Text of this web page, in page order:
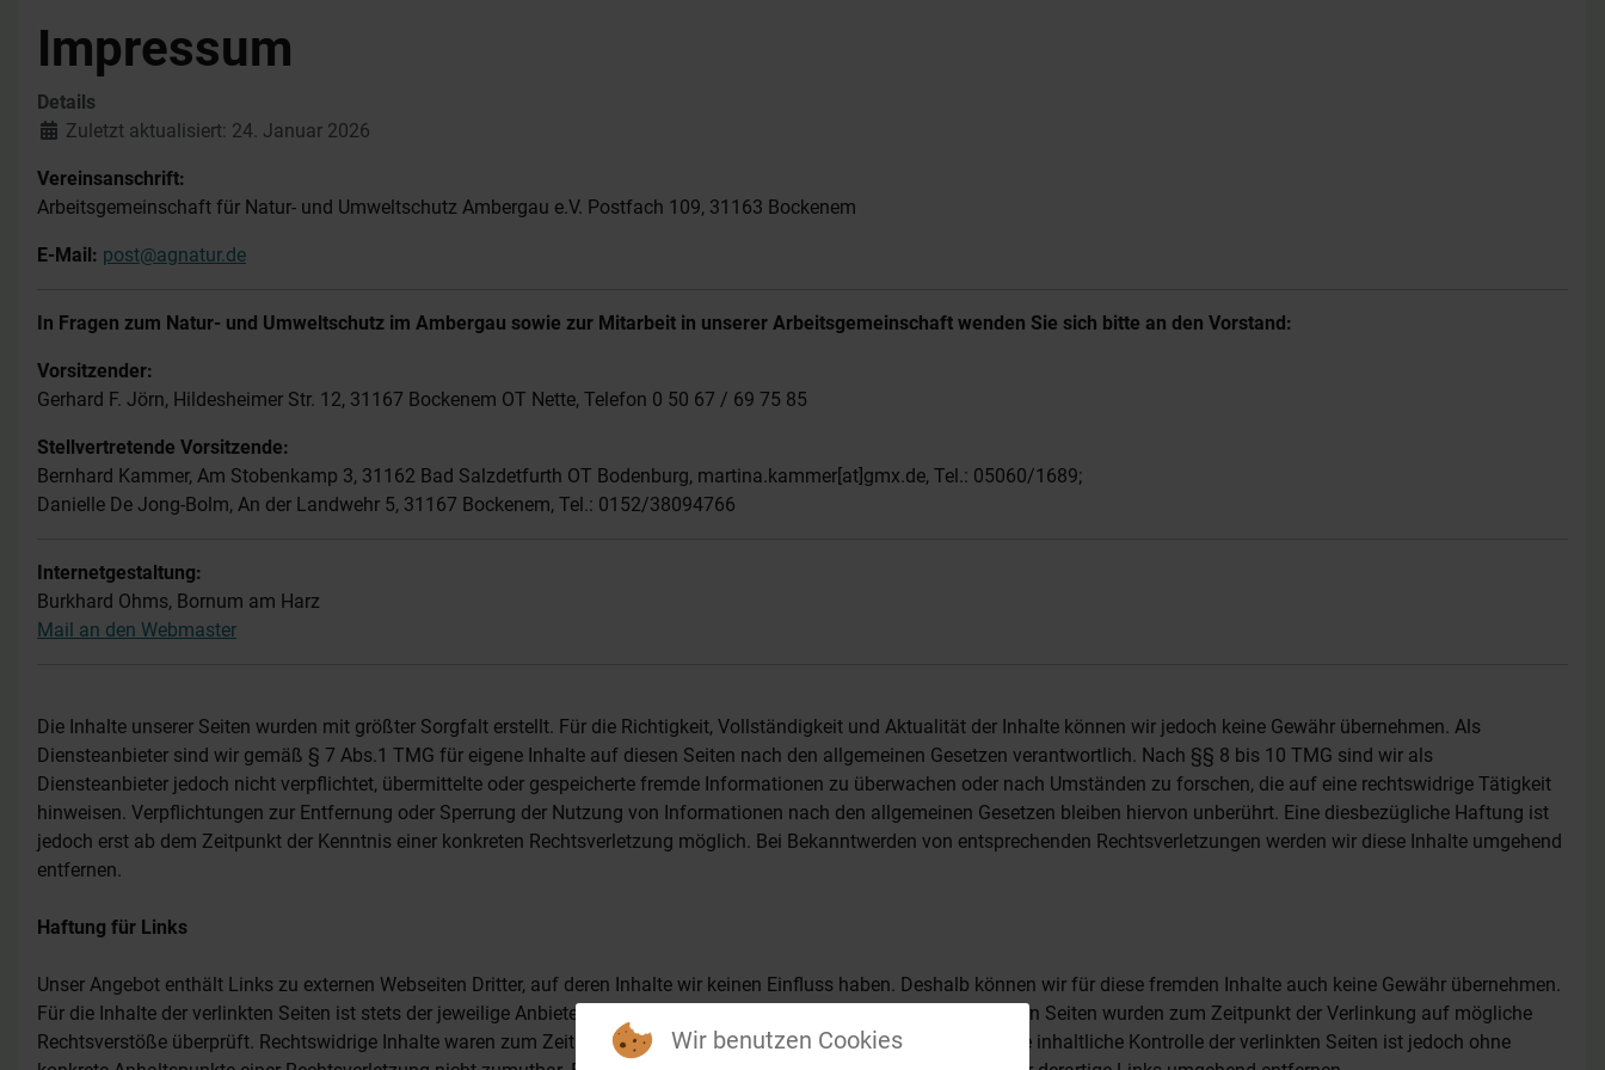
Impressum
Details
Zuletzt aktualisiert: 24. Januar 2026
Vereinsanschrift:
Arbeitsgemeinschaft für Natur- und Umweltschutz Ambergau e.V. Postfach 109, 31163 Bockenem
E-Mail: post@agnatur.de
In Fragen zum Natur- und Umweltschutz im Ambergau sowie zur Mitarbeit in unserer Arbeitsgemeinschaft wenden Sie sich bitte an den Vorstand:
Vorsitzender:
Gerhard F. Jörn, Hildesheimer Str. 12, 31167 Bockenem OT Nette, Telefon 0 50 67 / 69 75 85
Stellvertretende Vorsitzende:
Bernhard Kammer, Am Stobenkamp 3, 31162 Bad Salzdetfurth OT Bodenburg, martina.kammer[at]gmx.de, Tel.: 05060/1689;
Danielle De Jong-Bolm, An der Landwehr 5, 31167 Bockenem, Tel.: 0152/38094766
Internetgestaltung:
Burkhard Ohms, Bornum am Harz
Mail an den Webmaster
Die Inhalte unserer Seiten wurden mit größter Sorgfalt erstellt. Für die Richtigkeit, Vollständigkeit und Aktualität der Inhalte können wir jedoch keine Gewähr übernehmen. Als
Diensteanbieter sind wir gemäß § 7 Abs.1 TMG für eigene Inhalte auf diesen Seiten nach den allgemeinen Gesetzen verantwortlich. Nach §§ 8 bis 10 TMG sind wir als
Diensteanbieter jedoch nicht verpflichtet, übermittelte oder gespeicherte fremde Informationen zu überwachen oder nach Umständen zu forschen, die auf eine rechtswidrige Tätigkeit
hinweisen. Verpflichtungen zur Entfernung oder Sperrung der Nutzung von Informationen nach den allgemeinen Gesetzen bleiben hiervon unberührt. Eine diesbezügliche Haftung ist
jedoch erst ab dem Zeitpunkt der Kenntnis einer konkreten Rechtsverletzung möglich. Bei Bekanntwerden von entsprechenden Rechtsverletzungen werden wir diese Inhalte umgehend
entfernen.
Haftung für Links
Unser Angebot enthält Links zu externen Webseiten Dritter, auf deren Inhalte wir keinen Einfluss haben. Deshalb können wir für diese fremden Inhalte auch keine Gewähr übernehmen.
Für die Inhalte der verlinkten Seiten ist stets der jeweilige Anbieter oder Betreiber der Seiten verantwortlich. Die verlinkten Seiten wurden zum Zeitpunkt der Verlinkung auf mögliche
Rechtsverstöße überprüft. Rechtswidrige Inhalte waren zum Zeitpunkt der Verlinkung nicht erkennbar. Eine permanente inhaltliche Kontrolle der verlinkten Seiten ist jedoch ohne
Wir benutzen Cookies